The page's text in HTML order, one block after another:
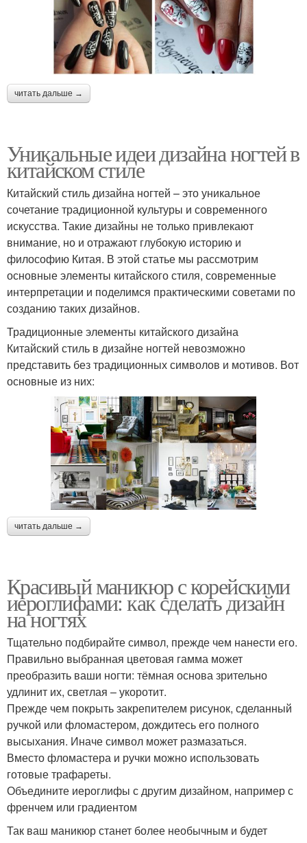
читать дальше →
Уникальные идеи дизайна ногтей в
китайском стиле
Китайский стиль дизайна ногтей – это уникальное
сочетание традиционной культуры и современного
искусства. Такие дизайны не только привлекают
внимание, но и отражают глубокую историю и
философию Китая. В этой статье мы рассмотрим
основные элементы китайского стиля, современные
интерпретации и поделимся практическими советами по
созданию таких дизайнов.
Традиционные элементы китайского дизайна
Китайский стиль в дизайне ногтей невозможно
представить без традиционных символов и мотивов. Вот
основные из них:
читать дальше →
Красивый маникюр с корейскими
иероглифами: как сделать дизайн
на ногтях
Тщательно подбирайте символ, прежде чем нанести его.
Правильно выбранная цветовая гамма может
преобразить ваши ногти: тёмная основа зрительно
удлинит их, светлая – укоротит.
Прежде чем покрыть закрепителем рисунок, сделанный
ручкой или фломастером, дождитесь его полного
высыхания. Иначе символ может размазаться.
Вместо фломастера и ручки можно использовать
готовые трафареты.
Объедините иероглифы с другим дизайном, например с
френчем или градиентом
Так ваш маникюр станет более необычным и будет